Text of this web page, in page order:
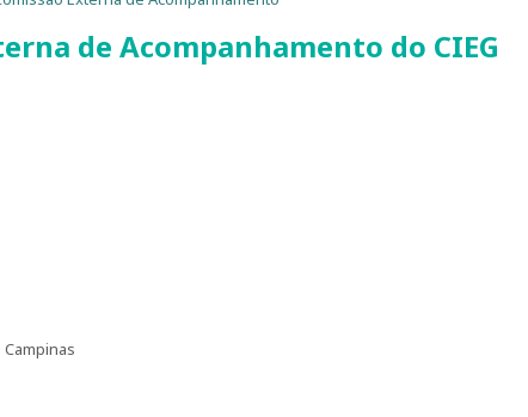
de Acompanhamento do CIEG